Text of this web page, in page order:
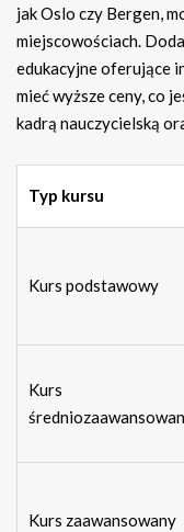
jak Oslo czy Bergen,
miejscowościach.
edukacyjne oferujące
mieć wyższe ceny, co
kadrą nauczycielską
Typ kursu
Kurs podstawowy
Kurs
Kurs zaawansowany